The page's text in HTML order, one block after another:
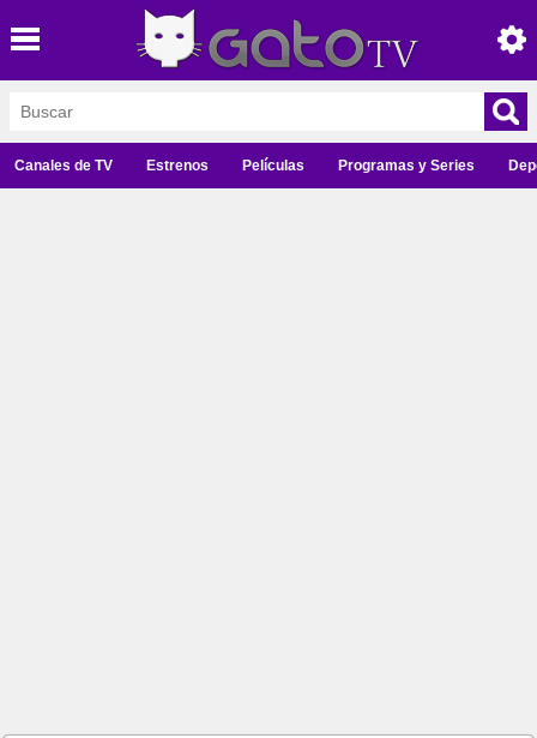
Canales de TV Estrenos Películas Programas y Series